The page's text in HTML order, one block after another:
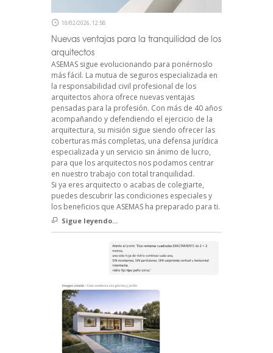
10/02/2026, 12:58
Nuevas ventajas para la tranquilidad de los
arquitectos
ASEMAS sigue evolucionando para ponérnoslo
más fácil. La mutua de seguros especializada en
la responsabilidad civil profesional de los
arquitectos ahora ofrece nuevas ventajas
pensadas para la profesión. Con más de 40 años
acompañando y defendiendo el ejercicio de la
arquitectura, su misión sigue siendo ofrecer las
coberturas más completas, una defensa jurídica
especializada y un servicio sin ánimo de lucro,
para que los arquitectos nos podamos centrar
en nuestro trabajo con total tranquilidad.
Si ya eres arquitecto o acabas de colegiarte,
puedes descubrir las condiciones especiales y
los beneficios que ASEMAS ha preparado para ti.
Sigue leyendo...